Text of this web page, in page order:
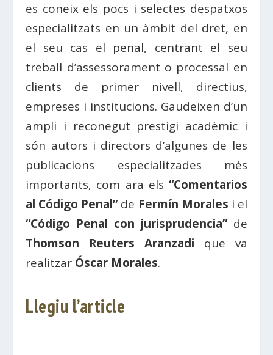
es coneix els pocs i selectes despatxos
especialitzats en un àmbit del dret, en
el seu cas el penal, centrant el seu
treball d’assessorament o processal en
clients de primer nivell, directius,
empreses i institucions. Gaudeixen d’un
ampli i reconegut prestigi acadèmic i
són autors i directors d’algunes de les
publicacions especialitzades més
importants, com ara els “Comentarios
al Código Penal”de Fermín Morales i el
“Código Penal con jurisprudencia”de
Thomson Reuters Aranzadi que va
realitzar Óscar Morales.
Llegiu l’article